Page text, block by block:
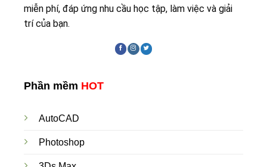
miễn phí, đáp ứng nhu cầu học tập, làm việc và giải
trí của bạn.
Phần mềm HOT
AutoCAD
Photoshop